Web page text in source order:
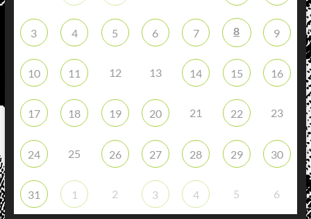
3 4 5 6 7 8 9
10 11 12 13 14 15 16
17 18 19 20 21 22 23
24 25 26 27 28 29 30
31 1 2 3 4 5 6